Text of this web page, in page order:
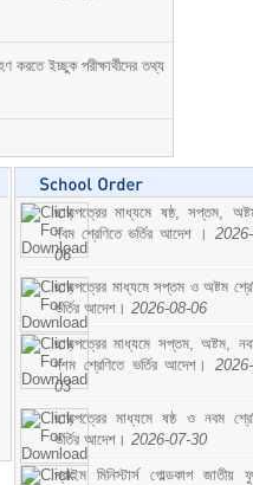
ইচ্ছুক পরীক্ষার্থীদের তথ্য
ছাড়পত্রের মাধ্যমে ষষ্ঠ, সপ্তম,
নবম শ্রেণিতে ভর্তির আদেশ ।
06
ছাড়পত্রের মাধ্যমে সপ্তম ও অষ্টম
ভর্তির আদেশ। 2026-08-06
ছাড়পত্রের মাধ্যমে সপ্তম, অষ্টম,
দশম শ্রেণিতে ভর্তির আদেশ।
03
ছাড়পত্রের মাধ্যমে ষষ্ঠ ও নবম
ভর্তির আদেশ। 2026-07-30
প্রাইম মিনিস্টার্স গোল্ডকাপ জাতীয়